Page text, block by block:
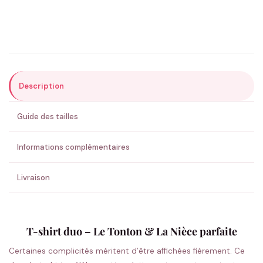
ENVOYER MA DEMANDE ✨
💚 Retour sous 24-48h🇫🇷 Flocage en France✅ Validation avant fabrication
Description
Guide des tailles
Informations complémentaires
Livraison
T-shirt duo – Le Tonton & La Nièce parfaite
Certaines complicités méritent d’être affichées fièrement. Ce